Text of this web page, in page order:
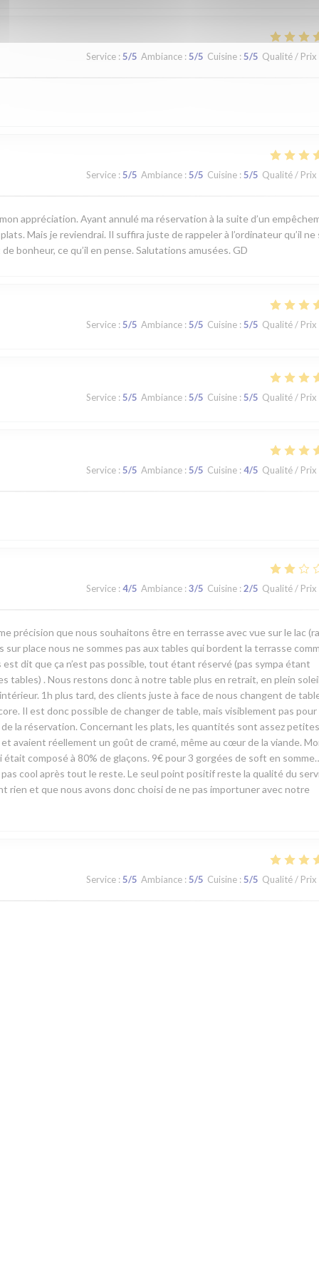
Service : 5/5 Ambiance : 5/5 Cuisine : 5/5 Qualité / Prix
Service : 5/5 Ambiance : 5/5 Cuisine : 5/5 Qualité / Prix
appréciation. Ayant annulé ma réservation à la suite d’un
Mais je reviendrai. Il suffira juste de rappeler à l’ordinateur qu’il ne
bonheur, ce qu’il en pense. Salutations amusées. GD
Service : 5/5 Ambiance : 5/5 Cuisine : 5/5 Qualité / Prix
Service : 5/5 Ambiance : 5/5 Cuisine : 5/5 Qualité / Prix
Service : 5/5 Ambiance : 5/5 Cuisine : 4/5 Qualité / Prix
Service : 4/5 Ambiance : 3/5 Cuisine : 2/5 Qualité / Prix
précision que nous souhaitons être en terrasse avec vue sur le lac
place nous ne sommes pas aux tables qui bordent la terrasse
dit que ça n’est pas possible, tout étant réservé (pas sympa étant
tables) . Nous restons donc à notre table plus en retrait, en plein
1h plus tard, des clients juste à face de nous changent de
Il est donc possible de changer de table, mais visiblement pas pour
la réservation. Concernant les plats, les quantités sont assez
avaient réellement un goût de cramé, même au cœur de la viande.
était composé à 80% de glaçons. 9€ pour 3 gorgées de soft en
cool après tout le reste. Le seul point positif reste la qualité du
rien et que nous avons donc choisi de ne pas importuner avec notre
Service : 5/5 Ambiance : 5/5 Cuisine : 5/5 Qualité / Prix